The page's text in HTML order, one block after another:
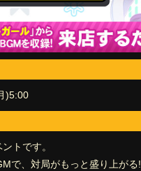
)5:00
トです。
で、対局がもっと盛り上がる!